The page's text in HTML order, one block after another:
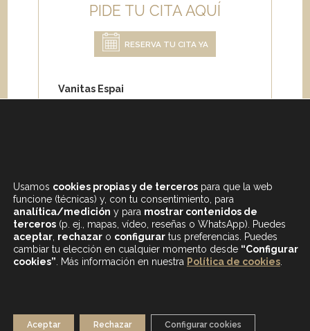
PIDE TU CITA AQUÍ
RESERVA TU CITA YA
Vanitas Espai
Carrer de Paris 204
AVISO LEGAL
Usamos cookies propias y de terceros para que la web
funcione (técnicas) y, con tu consentimiento, para
analítica/medición y para mostrar contenidos de
terceros (p. ej., mapas, vídeo, reseñas o WhatsApp). Puedes
aceptar rechazar o configurar tus preferencias. Puedes
cambiar tu elección en cualquier momento desde “Configurar
cookies” . Más información en nuestra Política de cookies
Aceptar Rechazar Configurar cookies